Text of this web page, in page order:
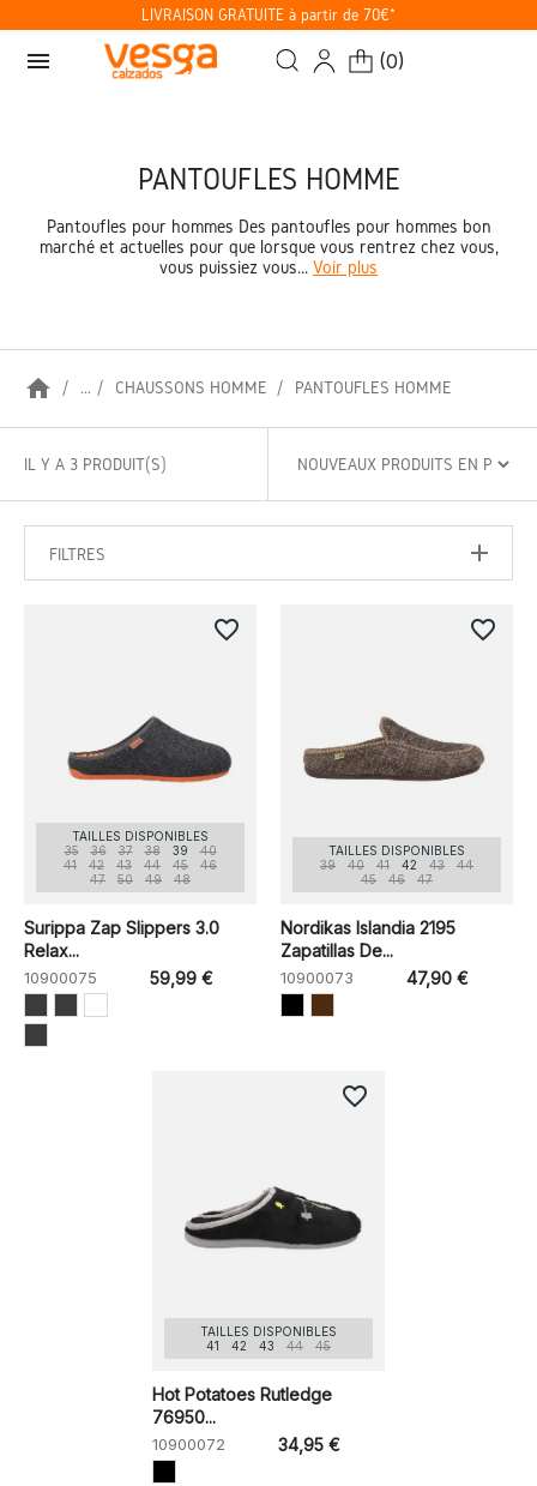
LIVRAISON GRATUITE à partir de 70€*
menu (0)
PANTOUFLES HOMME
Pantoufles pour hommes Des pantoufles pour hommes bon
marché et actuelles pour que lorsque vous rentrez chez vous,
vous puissiez vous... Voir plus
home ... CHAUSSONS HOMME PANTOUFLES HOMME
IL Y A 3 PRODUIT(S)
FILTRES
TAILLES DISPONIBLES
35
36 37 38 39
40
41
42 43 44 45
46
47
50 49 48
Surippa Zap Slippers 3.0
Relax...
10900075 59,99 €
favorite_border
TAILLES DISPONIBLES
39
40 41 42 43
44
45
46 47
Nordikas Islandia 2195
Zapatillas De...
10900073 47,90 €
favorite_border
TAILLES DISPONIBLES
41
42 43 44 45
Hot Potatoes Rutledge
76950...
10900072 34,95 €
favorite_border